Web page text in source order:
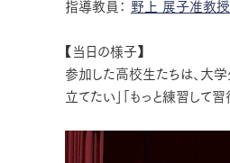
指導教員： 野上 展子准教授
【当日の様子】
参加した高校生たちは、大
立てたい」「もっと練習して